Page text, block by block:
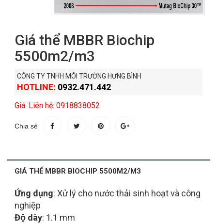
Giá thể MBBR Biochip
5500m2/m3
CÔNG TY TNHH MÔI TRƯỜNG HƯNG BÌNH
HOTLINE: 0932.471.442
Giá: Liên hệ: 0918838052
Chia sẻ
GIÁ THỂ MBBR BIOCHIP 5500M2/M3
Ứng dụng: Xử lý cho nước thải sinh hoạt và công
nghiệp
Độ dày: 1.1 mm